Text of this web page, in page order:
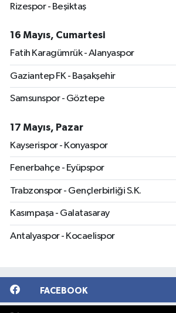
Rizespor - Beşiktaş
16 Mayıs, Cumartesi
Fatih Karagümrük - Alanyaspor
Gaziantep FK - Başakşehir
Samsunspor - Göztepe
17 Mayıs, Pazar
Kayserispor - Konyaspor
Fenerbahçe - Eyüpspor
Trabzonspor - Gençlerbirliği S.K.
Kasımpaşa - Galatasaray
Antalyaspor - Kocaelispor
FACEBOOK